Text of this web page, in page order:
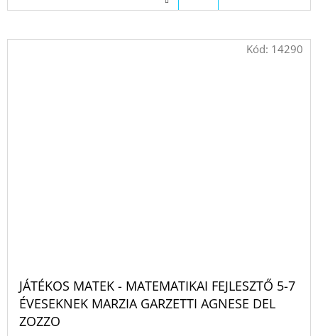
JÁTÉKOS MATEK - MATEMATIKAI FEJLESZTŐ 5-7
ÉVESEKNEK MARZIA GARZETTI AGNESE DEL
ZOZZO
Kód: 14290